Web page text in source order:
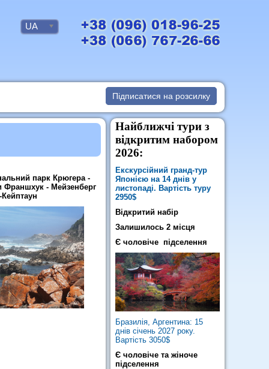
UA
Підписатися на розсилку
парк Крюгера -
Франшхук - Мейзенберг
Найближчі тури з
відкритим набором
2026:
Екскурсійний гранд-тур
Японією на 14 днів у
листопаді. Вартість туру
2950$
Відкритий набір
Залишилось 2 місця
Є чоловіче підселення
Бразилія, Аргентина: 15
днів січень 2027 року.
Вартість 3050$
Є чоловіче та жіноче
підселення